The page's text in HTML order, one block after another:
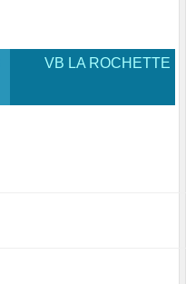
VB LA ROCHETTE